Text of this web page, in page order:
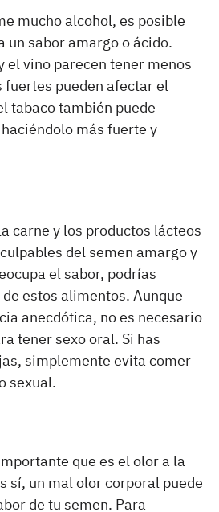
mucho alcohol, es posible
un sabor amargo o ácido.
el vino parecen tener menos
pueden afectar el
tabaco también puede
más fuerte y
carne y los productos lácteos
del semen amargo y
el sabor, podrías
estos alimentos. Aunque
anecdótica, no es necesario
tener sexo oral. Si has
simplemente evita comer
sexual.
que es el olor a la
sí, un mal olor corporal puede
de tu semen. Para